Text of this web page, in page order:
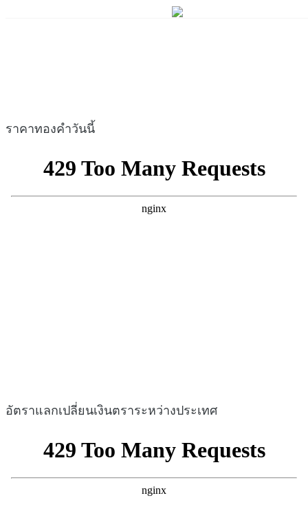
ราคาทองคำวันนี้
อัตราแลกเปลี่ยนเงินตราระหว่างประเทศ